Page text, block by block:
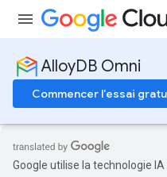
AlloyDB Omni
Commencer l'essai
Google utilise la technologie